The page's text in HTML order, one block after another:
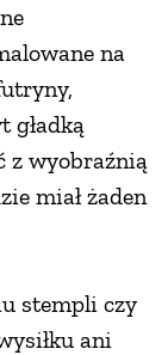
na
gładką
z wyobraźnią
miał żaden
stempli czy
ani